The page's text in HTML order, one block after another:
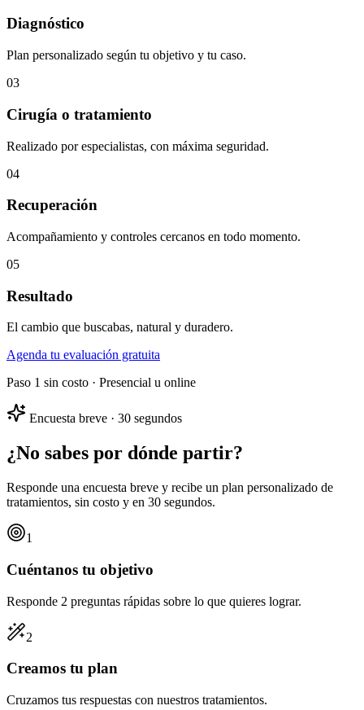
Diagnóstico
Plan personalizado según tu objetivo y tu caso.
03
Cirugía o tratamiento
Realizado por especialistas, con máxima seguridad.
04
Recuperación
Acompañamiento y controles cercanos en todo momento.
05
Resultado
El cambio que buscabas, natural y duradero.
Agenda tu evaluación gratuita
Paso 1 sin costo · Presencial u online
Encuesta breve · 30 segundos
¿No sabes por dónde partir?
Responde una encuesta breve y recibe un plan personalizado de
tratamientos, sin costo y en 30 segundos.
1
Cuéntanos tu objetivo
Responde 2 preguntas rápidas sobre lo que quieres lograr.
2
Creamos tu plan
Cruzamos tus respuestas con nuestros tratamientos.